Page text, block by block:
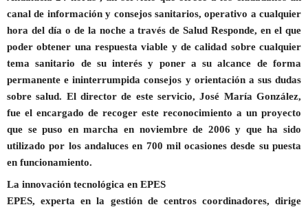
canal de información y consejos sanitarios, operativo a cualquier
hora del día o de la noche a través de Salud Responde, en el que
poder obtener una respuesta viable y de calidad sobre cualquier
tema sanitario de su interés y poner a su alcance de forma
permanente e ininterrumpida consejos y orientación a sus dudas
sobre salud. El director de este servicio, José María González,
fue el encargado de recoger este reconocimiento a un proyecto
que se puso en marcha en noviembre de 2006 y que ha sido
utilizado por los andaluces en 700 mil ocasiones desde su puesta
en funcionamiento.
La innovación tecnológica en EPES
EPES, experta en la gestión de centros coordinadores, dirige